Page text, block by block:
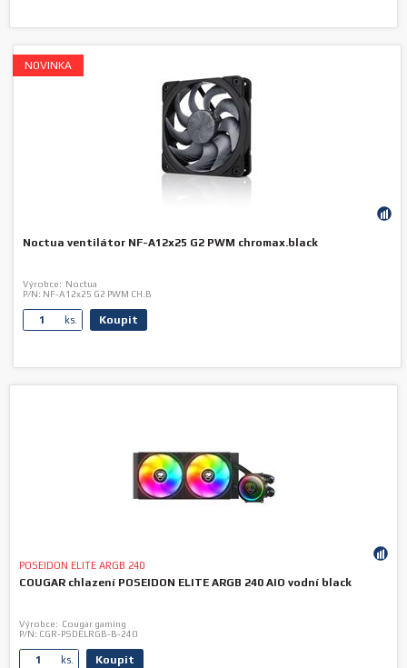
NOVINKA
Noctua ventilátor NF-A12x25 G2 PWM chromax.black
Výrobce: Noctua
P/N: NF-A12x25 G2 PWM CH.B
ks. Koupit
POSEIDON ELITE ARGB 240
COUGAR chlazení POSEIDON ELITE ARGB 240 AIO vodní black
Výrobce: Cougar gaming
P/N: CGR-PSDELRGB-B-240
ks. Koupit